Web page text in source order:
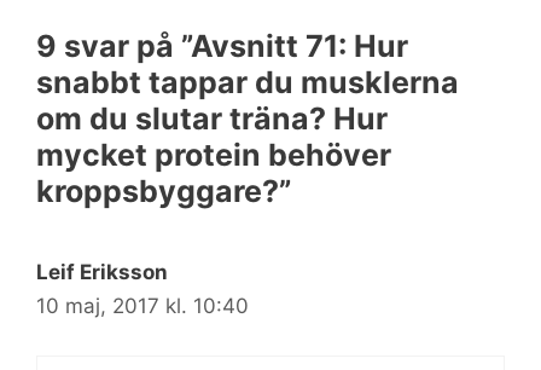
9 svar på ”Avsnitt 71: Hur
snabbt tappar du musklerna
om du slutar träna? Hur
mycket protein behöver
kroppsbyggare?”
Leif Eriksson
10 maj, 2017 kl. 10:40